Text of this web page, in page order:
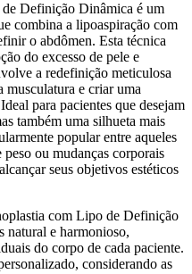
Definição Dinâmica é um
combina a lipoaspiração com
o abdômen. Esta técnica
do excesso de pele e
a redefinição meticulosa
musculatura e criar uma
para pacientes que desejam
também uma silhueta mais
popular entre aqueles
peso ou mudanças corporais
seus objetivos estéticos
com Lipo de Definição
natural e harmonioso,
do corpo de cada paciente.
considerando as